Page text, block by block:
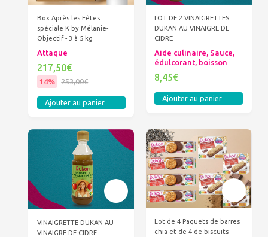
Box Après les Fêtes
spéciale K by Mélanie-
Objectif - 3 à 5 kg
Attaque
217,50€
14% 253,00€
Ajouter au panier
LOT DE 2 VINAIGRETTES
DUKAN AU VINAIGRE DE
CIDRE
Aide culinaire, Sauce,
édulcorant, boisson
8,45€
Ajouter au panier
VINAIGRETTE DUKAN AU
VINAIGRE DE CIDRE
Lot de 4 Paquets de barres
chia et de 4 de biscuits